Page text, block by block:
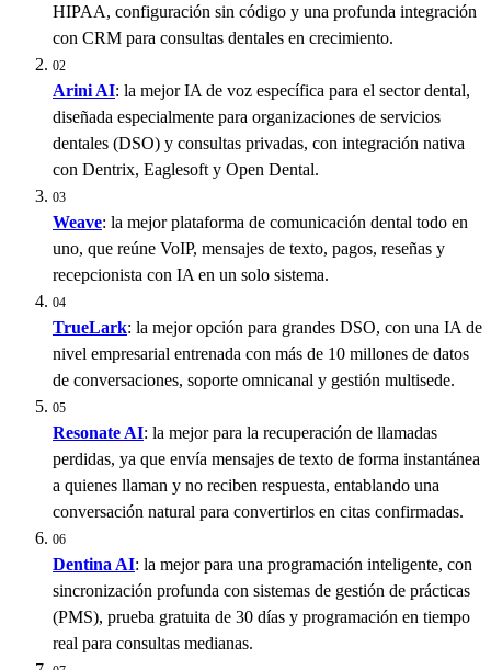
HIPAA, configuración sin código y una profunda integración
con CRM para consultas dentales en crecimiento.
02
Arini AI: la mejor IA de voz específica para el sector dental,
diseñada especialmente para organizaciones de servicios
dentales (DSO) y consultas privadas, con integración nativa
con Dentrix, Eaglesoft y Open Dental.
03
Weave: la mejor plataforma de comunicación dental todo en
uno, que reúne VoIP, mensajes de texto, pagos, reseñas y
recepcionista con IA en un solo sistema.
04
TrueLark: la mejor opción para grandes DSO, con una IA de
nivel empresarial entrenada con más de 10 millones de datos
de conversaciones, soporte omnicanal y gestión multisede.
05
Resonate AI: la mejor para la recuperación de llamadas
perdidas, ya que envía mensajes de texto de forma instantánea
a quienes llaman y no reciben respuesta, entablando una
conversación natural para convertirlos en citas confirmadas.
06
Dentina AI: la mejor para una programación inteligente, con
sincronización profunda con sistemas de gestión de prácticas
(PMS), prueba gratuita de 30 días y programación en tiempo
real para consultas medianas.